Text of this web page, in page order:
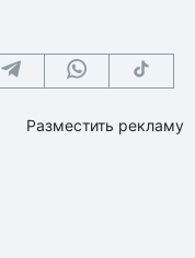
Разместить рекламу